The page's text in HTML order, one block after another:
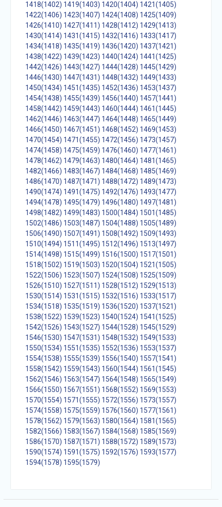
1418(1402) 1419(1403) 1420(1404) 1421(1405)
1422(1406) 1423(1407) 1424(1408) 1425(1409)
1426(1410) 1427(1411) 1428(1412) 1429(1413)
1430(1414) 1431(1415) 1432(1416) 1433(1417)
1434(1418) 1435(1419) 1436(1420) 1437(1421)
1438(1422) 1439(1423) 1440(1424) 1441(1425)
1442(1426) 1443(1427) 1444(1428) 1445(1429)
1446(1430) 1447(1431) 1448(1432) 1449(1433)
1450(1434) 1451(1435) 1452(1436) 1453(1437)
1454(1438) 1455(1439) 1456(1440) 1457(1441)
1458(1442) 1459(1443) 1460(1444) 1461(1445)
1462(1446) 1463(1447) 1464(1448) 1465(1449)
1466(1450) 1467(1451) 1468(1452) 1469(1453)
1470(1454) 1471(1455) 1472(1456) 1473(1457)
1474(1458) 1475(1459) 1476(1460) 1477(1461)
1478(1462) 1479(1463) 1480(1464) 1481(1465)
1482(1466) 1483(1467) 1484(1468) 1485(1469)
1486(1470) 1487(1471) 1488(1472) 1489(1473)
1490(1474) 1491(1475) 1492(1476) 1493(1477)
1494(1478) 1495(1479) 1496(1480) 1497(1481)
1498(1482) 1499(1483) 1500(1484) 1501(1485)
1502(1486) 1503(1487) 1504(1488) 1505(1489)
1506(1490) 1507(1491) 1508(1492) 1509(1493)
1510(1494) 1511(1495) 1512(1496) 1513(1497)
1514(1498) 1515(1499) 1516(1500) 1517(1501)
1518(1502) 1519(1503) 1520(1504) 1521(1505)
1522(1506) 1523(1507) 1524(1508) 1525(1509)
1526(1510) 1527(1511) 1528(1512) 1529(1513)
1530(1514) 1531(1515) 1532(1516) 1533(1517)
1534(1518) 1535(1519) 1536(1520) 1537(1521)
1538(1522) 1539(1523) 1540(1524) 1541(1525)
1542(1526) 1543(1527) 1544(1528) 1545(1529)
1546(1530) 1547(1531) 1548(1532) 1549(1533)
1550(1534) 1551(1535) 1552(1536) 1553(1537)
1554(1538) 1555(1539) 1556(1540) 1557(1541)
1558(1542) 1559(1543) 1560(1544) 1561(1545)
1562(1546) 1563(1547) 1564(1548) 1565(1549)
1566(1550) 1567(1551) 1568(1552) 1569(1553)
1570(1554) 1571(1555) 1572(1556) 1573(1557)
1574(1558) 1575(1559) 1576(1560) 1577(1561)
1578(1562) 1579(1563) 1580(1564) 1581(1565)
1582(1566) 1583(1567) 1584(1568) 1585(1569)
1586(1570) 1587(1571) 1588(1572) 1589(1573)
1590(1574) 1591(1575) 1592(1576) 1593(1577)
1594(1578) 1595(1579)